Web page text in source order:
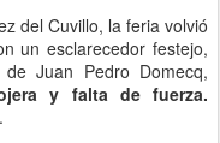
del Cuvillo, la feria volvió
un esclarecedor festejo,
Juan Pedro Domecq,
y falta de fuerza.